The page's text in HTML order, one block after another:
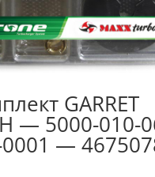
GARRET
— 5000-010-
—